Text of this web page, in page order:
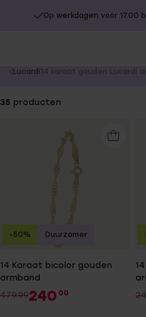
Op werkdagen voor 17.00
You
here:
Lucardi14 karaat gouden Lucardi
35 producten
14 Karaat bicolor gouden
armband
479.99240 00
-50% Duurzamer